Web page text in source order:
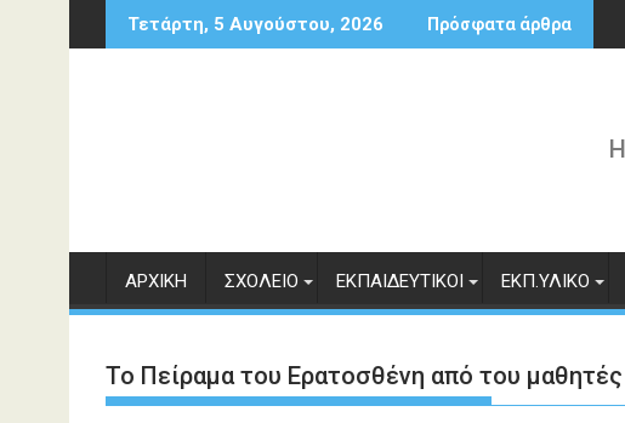
Περάστε
στο
Τετάρτη, 5 Αυγούστου, 2026 Πρόσφατα άρθρα
ΑΡΧΙΚΉ ΣΧΟΛΕΊΟ ΕΚΠΑΙΔΕΥΤΙΚΟΊ ΕΚΠ.ΥΛΙΚΌ
Το Πείραμα του Ερατοσθένη από του